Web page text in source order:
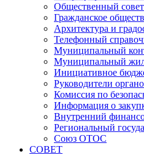
Общественный совет
Гражданское
Архитектура и
Телефонный
Муниципальный
Муниципальный
Инициативное
Руководители
Комиссия по
Информация о
Внутренний
Региональный
Союз ОТОС
СОВЕТ